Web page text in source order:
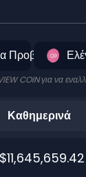
Προβολή
COIN για να
Καθημερινά
$11,645,659.42